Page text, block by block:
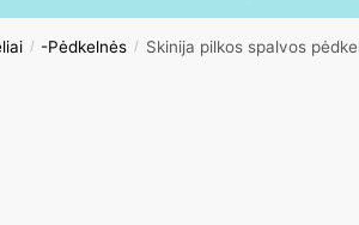
/ -Pėdkelnės / Skinija pilkos spalvos